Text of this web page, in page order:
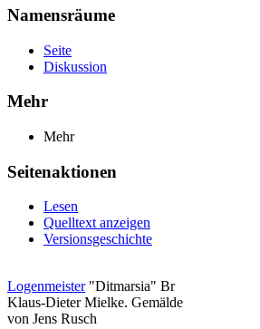
Namensräume
Seite
Diskussion
Mehr
Mehr
Seitenaktionen
Lesen
Quelltext anzeigen
Versionsgeschichte
Logenmeister"Ditmarsia" Br
Klaus-Dieter Mielke. Gemälde
von Jens Rusch